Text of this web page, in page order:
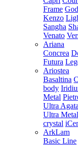
Frame
Kenzo
Sangha
Venato
Ariana
Concrea
Futura
Ariostea
Basaltina
body
Metal
Ultra Agata
Ultra Metal
crystal
ArkLam
Basic Line